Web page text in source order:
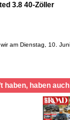
3.8 40-Zöller
am Dienstag, 10.
haben, haben